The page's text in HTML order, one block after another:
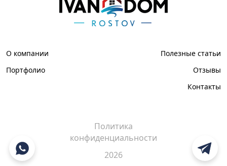
О компании
Портфолио
Полезные статьи
Отзывы
Контакты
Политика
конфиденциальности
2026